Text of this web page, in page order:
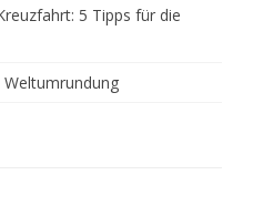
5 Tipps für die